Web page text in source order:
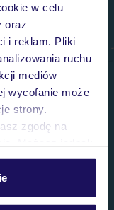
w celu
oraz
i reklam. Pliki
ruchu
mediów
wycofanie może
strony.
zgodę na
w zakładkę
znajdziesz